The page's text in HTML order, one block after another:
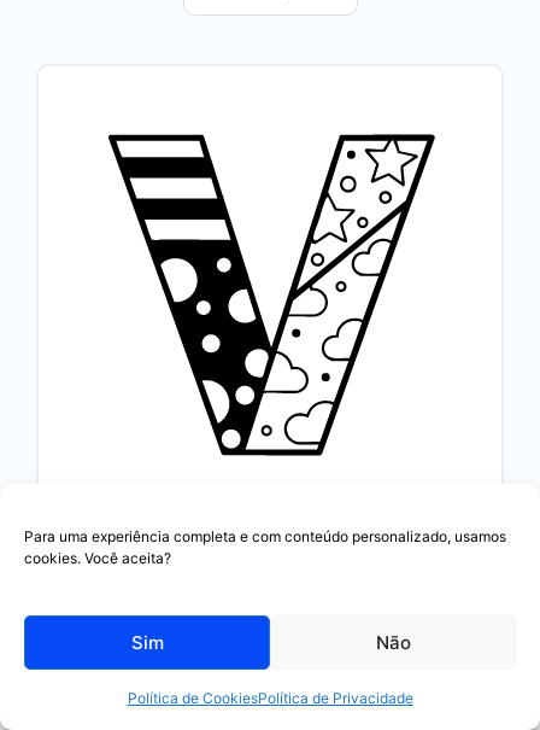
Para uma experiência completa e com conteúdo personalizado, usamos
cookies. Você aceita?
Sim Não
Política de CookiesPolítica de Privacidade
🎨 Colorir Online 🖨️ Imprimir PDF
🔗 Incorporar